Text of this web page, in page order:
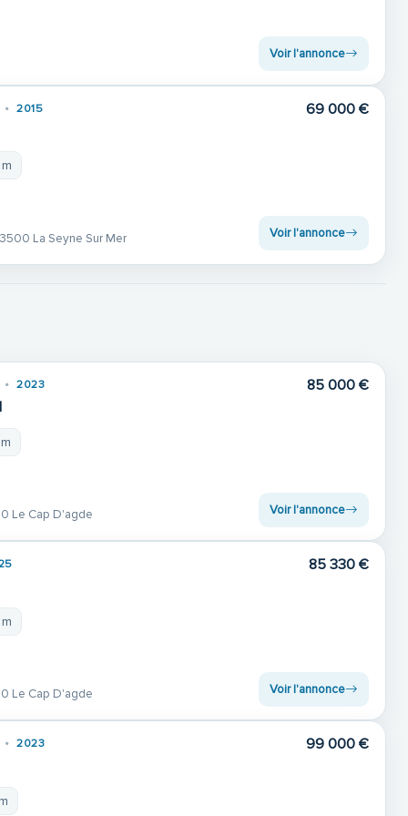
Voir l'annonce
2015 69 000 €
La Seyne Sur Mer Voir l'annonce
2023 85 000 €
Le Cap D'agde Voir l'annonce
85 330 €
Le Cap D'agde Voir l'annonce
2023 99 000 €